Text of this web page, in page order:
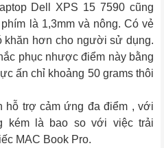
Dell XPS 15 7590 cũng
là 1,3mm và nông. Có vẻ
khăn hơn cho người sử dụng.
phục nhược điểm này bằng
ấn chỉ khoảng 50 grams thôi
hỗ trợ cảm ứng đa điểm , với
kém là bao so với việc trải
MAC Book Pro.